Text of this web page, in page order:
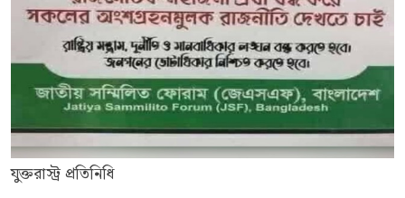
যুক্তরাস্ট্র প্রতিনিধি